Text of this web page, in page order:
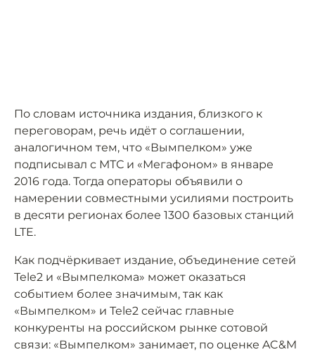
По словам источника издания, близкого к
переговорам, речь идёт о соглашении,
аналогичном тем, что «Вымпелком» уже
подписывал с МТС и «Мегафоном» в январе
2016 года. Тогда операторы объявили о
намерении совместными усилиями построить
в десяти регионах более 1300 базовых станций
LTE.
Как подчёркивает издание, объединение сетей
Tele2 и «Вымпелкома» может оказаться
событием более значимым, так как
«Вымпелком» и Tele2 сейчас главные
конкуренты на российском рынке сотовой
связи: «Вымпелком» занимает, по оценке AC&M